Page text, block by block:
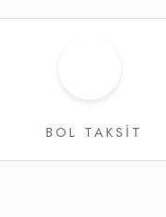
BOL TAKSİT